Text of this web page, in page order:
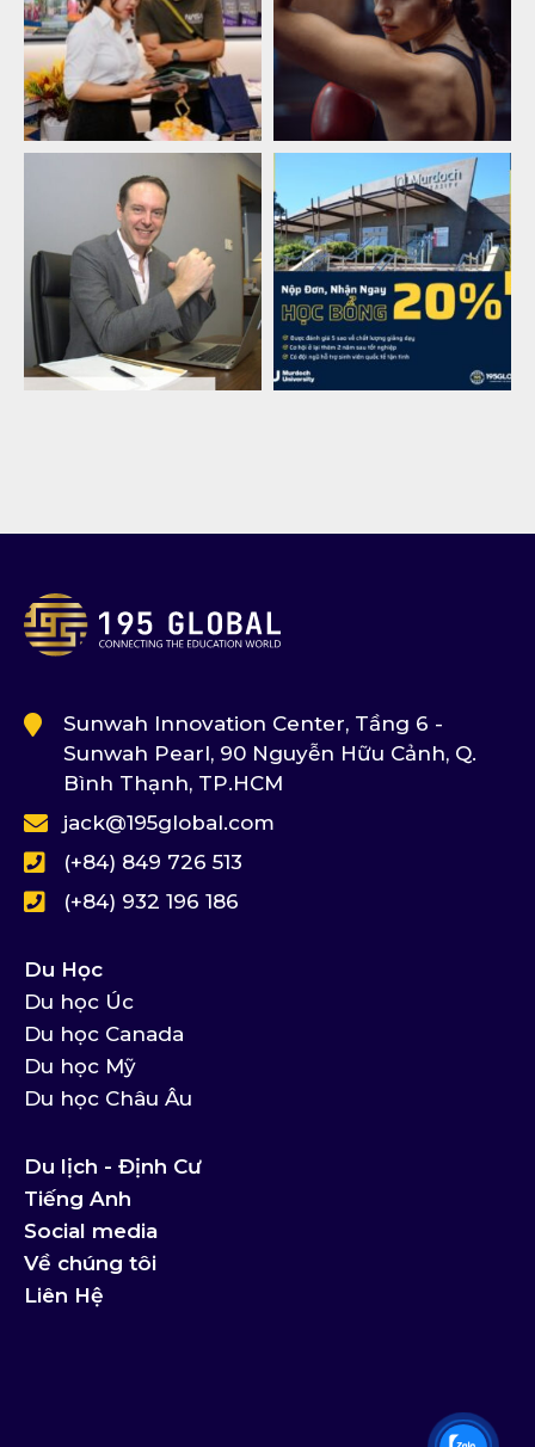
Sunwah Innovation Center, Tầng 6 -
Sunwah Pearl, 90 Nguyễn Hữu Cảnh, Q.
Bình Thạnh, TP.HCM
jack@195global.com
(+84) 849 726 513
(+84) 932 196 186
Du Học
Du học Úc
Du học Canada
Du học Mỹ
Du học Châu Âu
Du lịch - Định Cư
Tiếng Anh
Social media
Về chúng tôi
Liên Hệ